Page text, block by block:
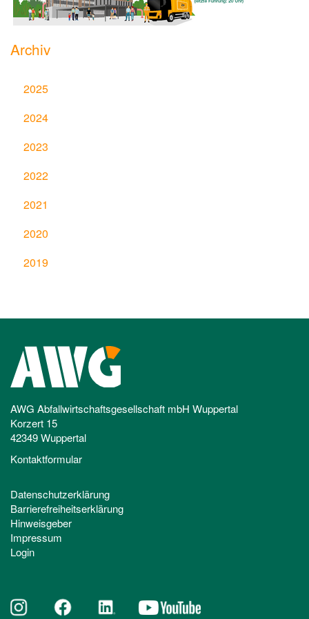
Archiv
2025
2024
2023
2022
2021
2020
2019
AWG Abfallwirtschaftsgesellschaft mbH Wuppertal
Korzert 15
42349 Wuppertal
Kontaktformular
Datenschutzerklärung
Barrierefreiheitserklärung
Hinweisgeber
Impressum
Login